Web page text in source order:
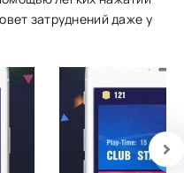
затруднений даже у